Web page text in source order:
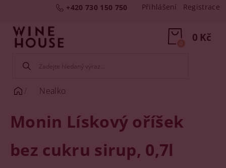
+420 730 150 750 Přihlášení Registrace
0 Kč
0
Nealko
Monin Lískový oříšek
bez cukru sirup, 0,7l